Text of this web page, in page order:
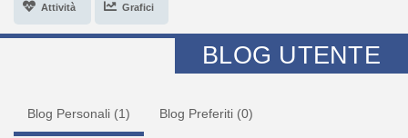
Attività Grafici
BLOG UTENTE
Blog Personali (1) Blog Preferiti (0)